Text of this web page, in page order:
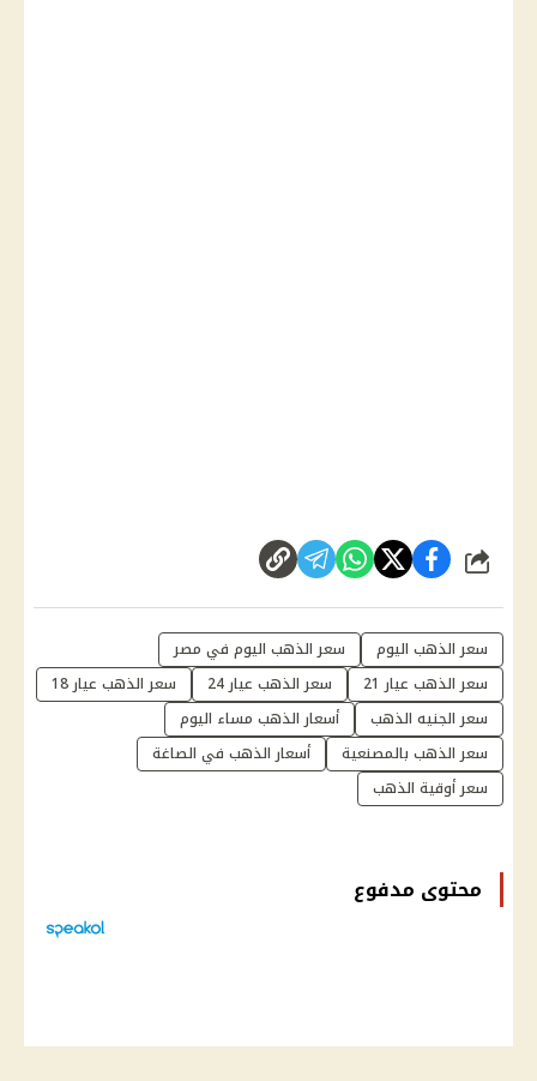
شارك
سعر الذهب اليوم
سعر الذهب اليوم في مصر
سعر الذهب عيار 21
سعر الذهب عيار 24
سعر الذهب عيار 18
سعر الجنيه الذهب
أسعار الذهب مساء اليوم
سعر الذهب بالمصنعية
أسعار الذهب في الصاغة
سعر أوقية الذهب
محتوى مدفوع